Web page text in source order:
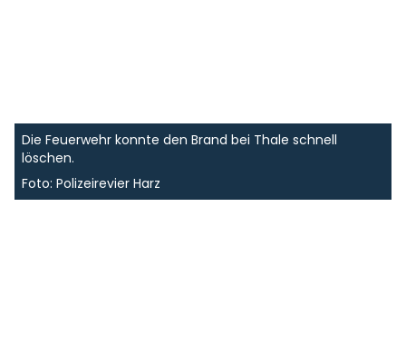
Die Feuerwehr konnte den Brand bei Thale schnell
löschen.
Foto: Polizeirevier Harz